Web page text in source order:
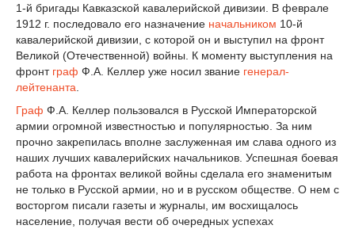
1-й бригады Кавказской кавалерийской дивизии. В феврале
1912 г. последовало его назначение начальником 10-й
кавалерийской дивизии, с которой он и выступил на фронт
Великой (Отечественной) войны. К моменту выступления на
фронт граф Ф.А. Келлер уже носил звание генерал-
лейтенанта
Граф Ф.А. Келлер пользовался в Русской Императорской
армии огромной известностью и популярностью. За ним
прочно закрепилась вполне заслуженная им слава одного из
наших лучших кавалерийских начальников. Успешная боевая
работа на фронтах великой войны сделала его знаменитым
не только в Русской армии, но и в русском обществе. О нем с
восторгом писали газеты и журналы, им восхищалось
население, получая вести об очередных успехах